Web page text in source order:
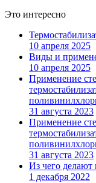
Это интересно
10 апреля 2025
Виды и
10 апреля 2025
Применение
31 августа 2023
Применение
31 августа 2023
Из чего делают
1 декабря 2022